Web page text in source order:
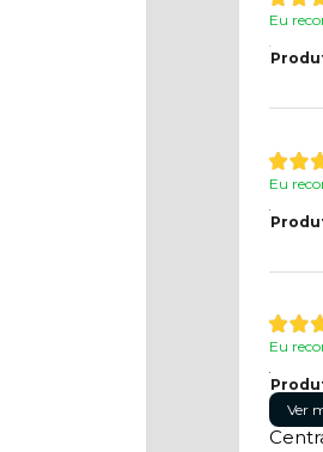
Eu
Eu
Eu
Ver